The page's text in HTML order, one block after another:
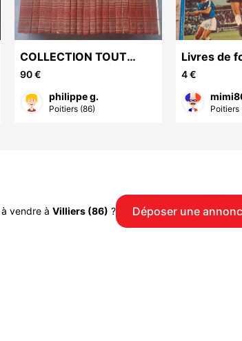
COLLECTION TOUT
L'UNIVERS
90 €
philippe g.
Poitiers (86)
Livres de
4 €
Poitiers
vendre à Villiers (86) ? Déposer une